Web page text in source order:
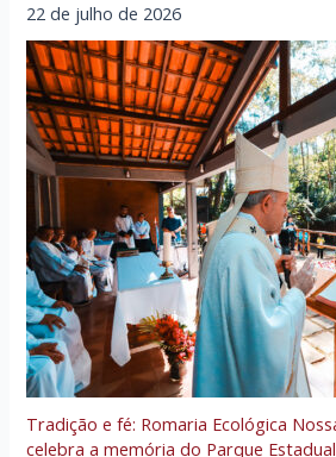
22 de julho de 2026
Tradição e fé: Romaria Ecológica
celebra a memória do Parque